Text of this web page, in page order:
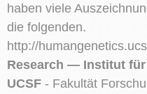
haben viele
die folgenden.
http://
Research — Institut
UCSF - Fakultät